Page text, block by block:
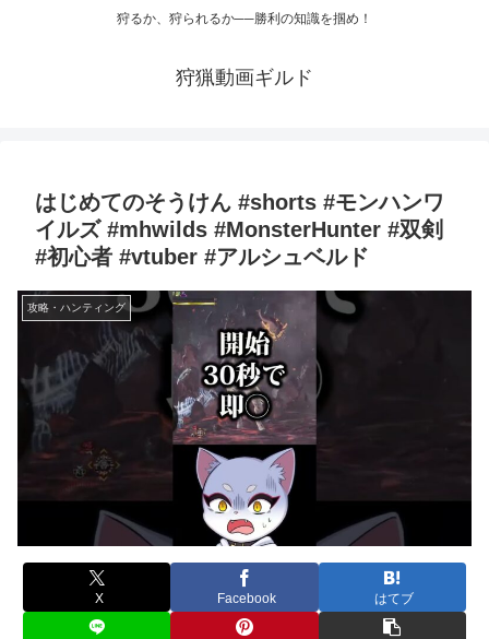
狩るか、狩られるか──勝利の知識を掴め！
狩猟動画ギルド
はじめてのそうけん #shorts #モンハンワ
イルズ #mhwilds #MonsterHunter #双剣
#初心者 #vtuber #アルシュベルド
攻略・ハンティング
X Facebook はてブ